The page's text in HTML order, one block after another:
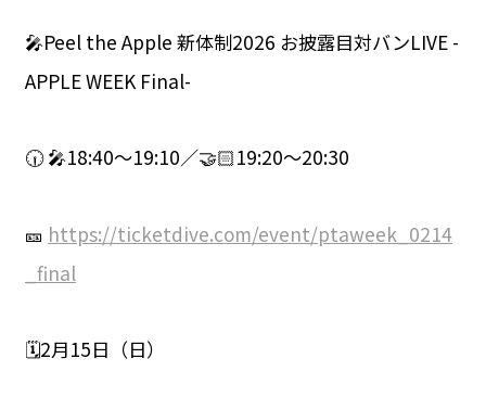
🎤Peel the Apple 新体制2026 お披露目対バンLIVE -
APPLE WEEK Final-
🕡 🎤18:40〜19:10／🤝🏻19:20〜20:30
🎫 https://ticketdive.com/event/ptaweek_0214
_final
🗓️2月15日（日）